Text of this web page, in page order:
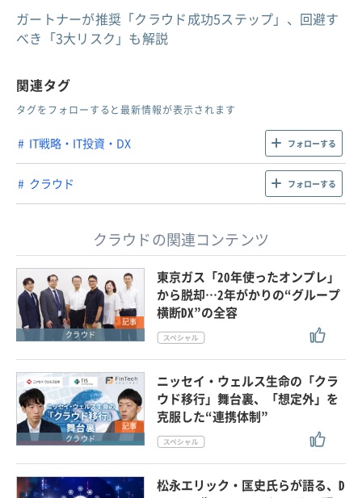
ガートナーが推奨「クラウド成功5ステップ」、回避す
べき「3大リスク」も解説
関連タグ
タグをフォローすると最新情報が表示されます
IT戦略・IT投資・DX フォローする
クラウド フォローする
クラウドの関連コンテンツ
記事
クラウド
東京ガス「20年使ったオンプレ」
から脱却…2年がかりの“グループ
横断DX”の全容
記事
クラウド
ニッセイ・ウェルス生命の「クラ
ウド移行」舞台裏、「想定外」を
克服した“連携体制”
松永エリック・匡史氏らが語る、D